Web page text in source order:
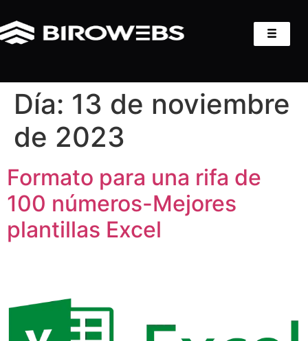
Día: 13 de noviembre
de 2023
Formato para una rifa de
100 números-Mejores
plantillas Excel